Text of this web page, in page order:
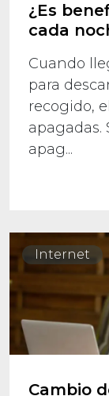
¿Es
cada
Cuando
para
recogido,
apagadas.
apag...
Internet
Cambio